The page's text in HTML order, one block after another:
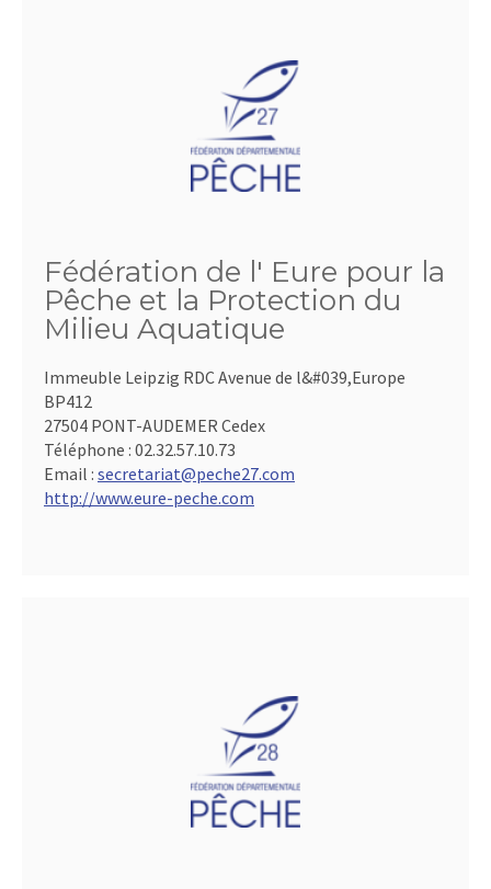
Fédération de l' Eure pour la
Pêche et la Protection du
Milieu Aquatique
Immeuble Leipzig RDC Avenue de l&#039,Europe
BP412
27504 PONT-AUDEMER Cedex
Téléphone : 02.32.57.10.73
Email : secretariat@peche27.com
http://www.eure-peche.com